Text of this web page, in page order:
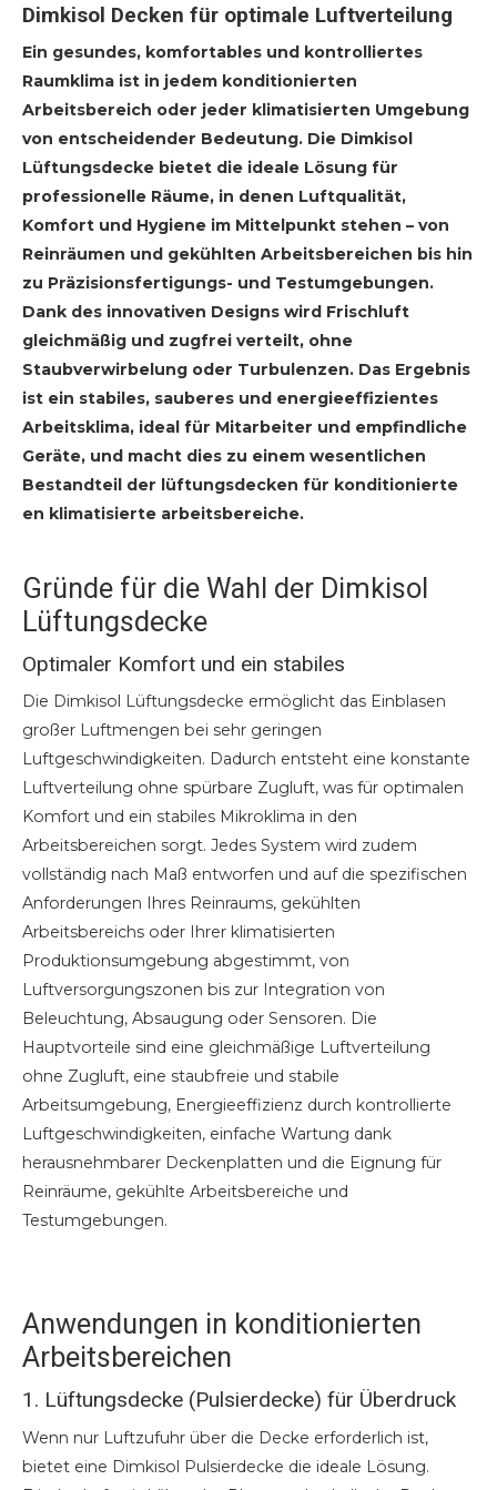
Dimkisol Decken für optimale Luftverteilung
Ein gesundes, komfortables und kontrolliertes
Raumklima ist in jedem konditionierten
Arbeitsbereich oder jeder klimatisierten Umgebung
von entscheidender Bedeutung. Die Dimkisol
Lüftungsdecke bietet die ideale Lösung für
professionelle Räume, in denen Luftqualität,
Komfort und Hygiene im Mittelpunkt stehen – von
Reinräumen und gekühlten Arbeitsbereichen bis hin
zu Präzisionsfertigungs- und Testumgebungen.
Dank des innovativen Designs wird Frischluft
gleichmäßig und zugfrei verteilt, ohne
Staubverwirbelung oder Turbulenzen. Das Ergebnis
ist ein stabiles, sauberes und energieeffizientes
Arbeitsklima, ideal für Mitarbeiter und empfindliche
Geräte, und macht dies zu einem wesentlichen
Bestandteil der lüftungsdecken für konditionierte
en klimatisierte arbeitsbereiche.
Gründe für die Wahl der Dimkisol
Lüftungsdecke
Optimaler Komfort und ein stabiles
Die Dimkisol Lüftungsdecke ermöglicht das Einblasen
großer Luftmengen bei sehr geringen
Luftgeschwindigkeiten. Dadurch entsteht eine konstante
Luftverteilung ohne spürbare Zugluft, was für optimalen
Komfort und ein stabiles Mikroklima in den
Arbeitsbereichen sorgt. Jedes System wird zudem
vollständig nach Maß entworfen und auf die spezifischen
Anforderungen Ihres Reinraums, gekühlten
Arbeitsbereichs oder Ihrer klimatisierten
Produktionsumgebung abgestimmt, von
Luftversorgungszonen bis zur Integration von
Beleuchtung, Absaugung oder Sensoren. Die
Hauptvorteile sind eine gleichmäßige Luftverteilung
ohne Zugluft, eine staubfreie und stabile
Arbeitsumgebung, Energieeffizienz durch kontrollierte
Luftgeschwindigkeiten, einfache Wartung dank
herausnehmbarer Deckenplatten und die Eignung für
Reinräume, gekühlte Arbeitsbereiche und
Testumgebungen.
Anwendungen in konditionierten
Arbeitsbereichen
1. Lüftungsdecke (Pulsierdecke) für Überdruck
Wenn nur Luftzufuhr über die Decke erforderlich ist,
bietet eine Dimkisol Pulsierdecke die ideale Lösung.